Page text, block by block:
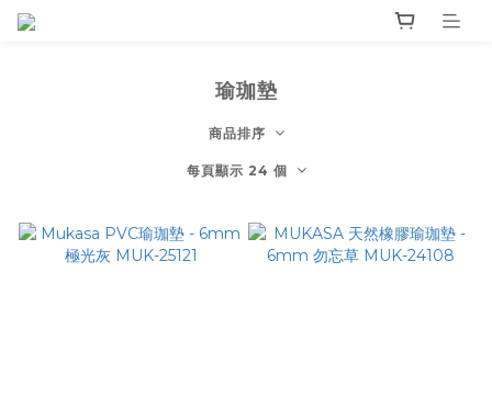
瑜珈墊
商品排序
每頁顯示 24 個